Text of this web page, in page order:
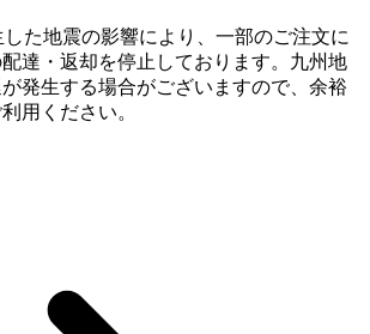
した地震の影響により、一部のご注文に
達・返却を停止しております。九州地
発生する場合がございますので、余裕
用ください。